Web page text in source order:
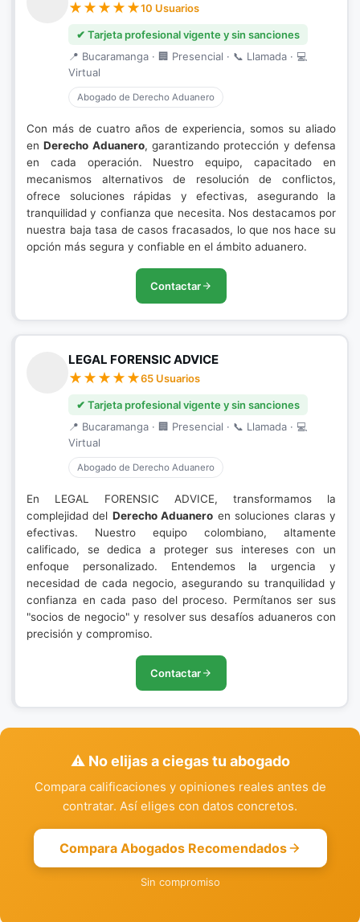
10 Usuarios
✔ Tarjeta profesional vigente y sin sanciones
📍 Bucaramanga · 🏢 Presencial · 📞 Llamada · 💻
Virtual
Abogado de Derecho Aduanero
Con más de cuatro años de experiencia, somos su aliado
enDerecho Aduanero, garantizando protección y defensa
en cada operación. Nuestro equipo, capacitado en
mecanismos alternativos de resolución de conflictos,
ofrece soluciones rápidas y efectivas, asegurando la
tranquilidad y confianza que necesita. Nos destacamos por
nuestra baja tasa de casos fracasados, lo que nos hace su
opción más segura y confiable en el ámbito aduanero.
Contactar
LEGAL FORENSIC ADVICE
65 Usuarios
✔ Tarjeta profesional vigente y sin sanciones
📍 Bucaramanga · 🏢 Presencial · 📞 Llamada · 💻
Virtual
Abogado de Derecho Aduanero
En LEGAL FORENSIC ADVICE, transformamos la
complejidad del Derecho Aduanero en soluciones claras y
efectivas. Nuestro equipo colombiano, altamente
calificado, se dedica a proteger sus intereses con un
enfoque personalizado. Entendemos la urgencia y
necesidad de cada negocio, asegurando su tranquilidad y
confianza en cada paso del proceso. Permítanos ser sus
"socios de negocio" y resolver sus desafíos aduaneros con
precisión y compromiso.
Contactar
⚠️ No elijas a ciegas tu abogado
Compara calificaciones y opiniones reales antes de
contratar. Así eliges con datos concretos.
Compara Abogados Recomendados
Sin compromiso